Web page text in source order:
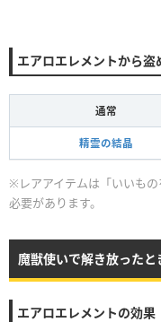
エアロエレメントから盗
通常
精霊の結晶
※レアアイテムは「いいも
必要があります。
魔獣使いで解き放ったと
エアロエレメントの効果